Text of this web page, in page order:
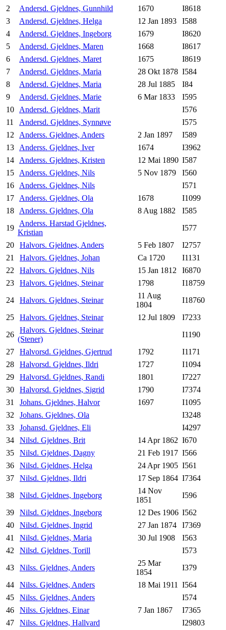
2 Andersd. Gjeldnes, Gunnhild 1670
I8618
3
Andersd. Gjeldnes, Helga 12 Jan 1893
I588
4
Andersd. Gjeldnes, Ingeborg 1679
I8620
5
Andersd. Gjeldnes, Maren 1668
I8617
6
Andersd. Gjeldnes, Maret 1675
I8619
7
Andersd. Gjeldnes, Maria 28 Okt 1878 I584
8
Andersd. Gjeldnes, Maria 28 Jul 1885
I84
9
Andersd. Gjeldnes, Marie 6 Mar 1833
I595
10
Andersd. Gjeldnes, Marit
I576
11
Andersd. Gjeldnes, Synnøve
I575
12
Anderss. Gjeldnes, Anders 2 Jan 1897
I589
13
Anderss. Gjeldnes, Iver 1674
I3962
14
Anderss. Gjeldnes, Kristen 12 Mai 1890 I587
15
Anderss. Gjeldnes, Nils 5 Nov 1879
I560
16
Anderss. Gjeldnes, Nils
I571
17
Anderss. Gjeldnes, Ola 1678
I1099
18
Anderss. Gjeldnes, Ola 8 Aug 1882
I585
19
Anderss. Harstad Gjeldnes,
Kristian
I577
20
Halvors. Gjeldnes, Anders 5 Feb 1807
I2757
21
Halvors. Gjeldnes, Johan Ca 1720
I1131
22
Halvors. Gjeldnes, Nils 15 Jan 1812
I6870
23
Halvors. Gjeldnes, Steinar 1798
I18759
24
Halvors. Gjeldnes, Steinar
11 Aug
1804
I18760
25
Halvors. Gjeldnes, Steinar 12 Jul 1809
I7233
26
Halvors. Gjeldnes, Steinar
(Stener)
I1190
27
Halvorsd. Gjeldnes, Gjertrud 1792
I1171
28
Halvorsd. Gjeldnes, Ildri 1727
I1094
29
Halvorsd. Gjeldnes, Randi 1801
I7227
30
Halvorsd. Gjeldnes, Sigrid 1790
I7374
31
Johans. Gjeldnes, Halvor 1697
I1095
32
Johans. Gjeldnes, Ola
I3248
33
Johansd. Gjeldnes, Eli
I4297
34
Nilsd. Gjeldnes, Brit 14 Apr 1862 I670
35
Nilsd. Gjeldnes, Dagny 21 Feb 1917 I566
36
Nilsd. Gjeldnes, Helga 24 Apr 1905 I561
37
Nilsd. Gjeldnes, Ildri 17 Sep 1864 I7364
38
Nilsd. Gjeldnes, Ingeborg
14 Nov
1851
I596
39
Nilsd. Gjeldnes, Ingeborg 12 Des 1906 I562
40
Nilsd. Gjeldnes, Ingrid 27 Jan 1874
I7369
41
Nilsd. Gjeldnes, Maria 30 Jul 1908
I563
42
Nilsd. Gjeldnes, Torill
I573
43
Nilss. Gjeldnes, Anders
25 Mar
1854
I379
44
Nilss. Gjeldnes, Anders 18 Mai 1911
I564
45
Nilss. Gjeldnes, Anders
I574
46
Nilss. Gjeldnes, Einar 7 Jan 1867
I7365
47
Nilss. Gjeldnes, Hallvard
I29803